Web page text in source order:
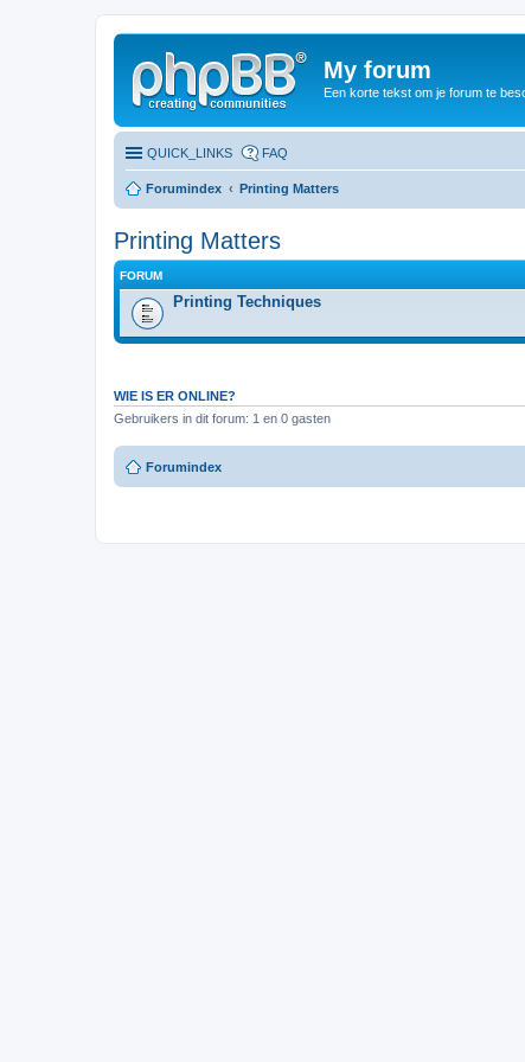
My forum
Een korte tekst om je forum te
QUICK_LINKS FAQ
Forumindex Printing Matters
Printing Matters
FORUM
Printing Techniques
WIE IS ER ONLINE?
Gebruikers in dit forum: 1 en 0 gasten
Forumindex